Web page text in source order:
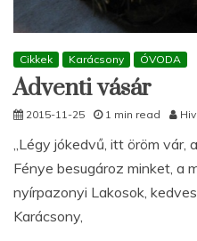
Cikkek Karácsony ÓVODA
Adventi vásár
2015-11-25 1 min read
„Légy jókedvű, itt öröm vár,
Fénye besugároz minket, a
nyírpazonyi Lakosok,
Karácsony,